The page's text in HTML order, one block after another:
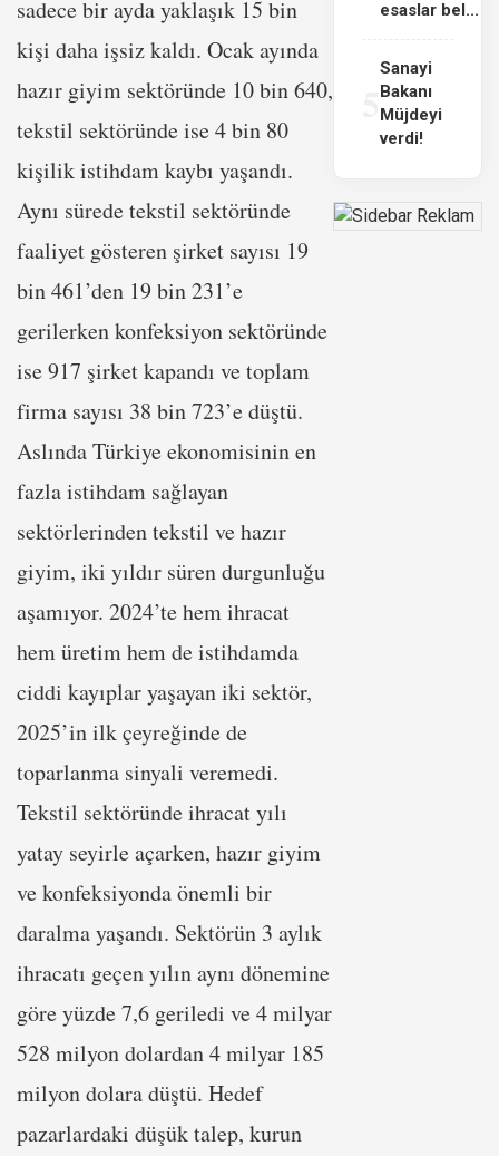
sadece bir ayda yaklaşık 15 bin
kişi daha işsiz kaldı. Ocak ayında
hazır giyim sektöründe 10 bin 640,
tekstil sektöründe ise 4 bin 80
kişilik istihdam kaybı yaşandı.
Aynı sürede tekstil sektöründe
faaliyet gösteren şirket sayısı 19
bin 461’den 19 bin 231’e
gerilerken konfeksiyon sektöründe
ise 917 şirket kapandı ve toplam
firma sayısı 38 bin 723’e düştü.
Aslında Türkiye ekonomisinin en
fazla istihdam sağlayan
sektörlerinden tekstil ve hazır
giyim, iki yıldır süren durgunluğu
aşamıyor. 2024’te hem ihracat
hem üretim hem de istihdamda
ciddi kayıplar yaşayan iki sektör,
2025’in ilk çeyreğinde de
toparlanma sinyali veremedi.
Tekstil sektöründe ihracat yılı
yatay seyirle açarken, hazır giyim
ve konfeksiyonda önemli bir
daralma yaşandı. Sektörün 3 aylık
ihracatı geçen yılın aynı dönemine
göre yüzde 7,6 geriledi ve 4 milyar
528 milyon dolardan 4 milyar 185
milyon dolara düştü. Hedef
pazarlardaki düşük talep, kurun
esaslar bel...
Sanayi
Bakanı
Müjdeyi
verdi!